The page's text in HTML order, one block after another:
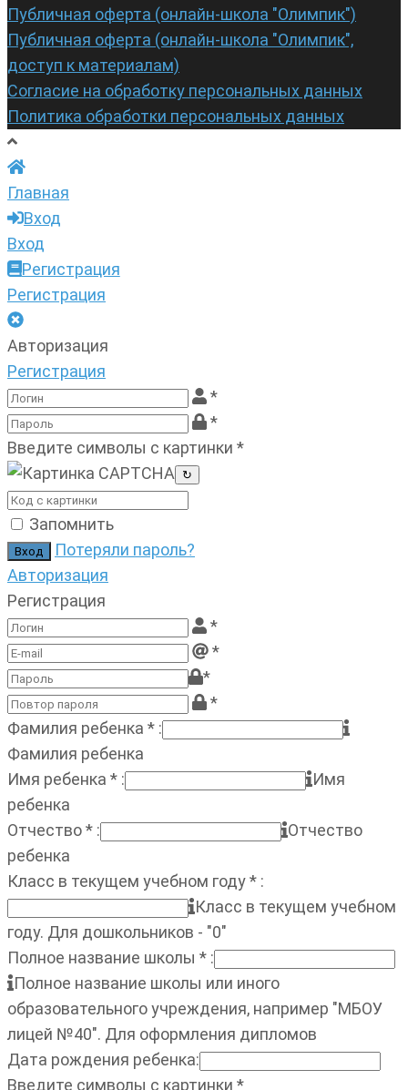
Публичная оферта (онлайн-школа "Олимпик")
Публичная оферта (онлайн-школа "Олимпик",
доступ к материалам)
Согласие на обработку персональных данных
Политика обработки персональных данных
Главная
Вход
Вход
Регистрация
Регистрация
Авторизация
Регистрация
*
*
Введите символы с картинки *
↻
Запомнить
Потеряли пароль?
Авторизация
Регистрация
*
*
*
*
Фамилия ребенка * :
Фамилия ребенка
Имя ребенка * :
Имя
ребенка
Отчество* :
Отчество
ребенка
Класс в текущем учебном году* :
Класс в текущем учебном
году. Для дошкольников - "0"
Полное название школы * :
Полное название школы или иного
образовательного учреждения, например "МБОУ
лицей №40". Для оформления дипломов
Дата рождения ребенка:
Введите символы с картинки *